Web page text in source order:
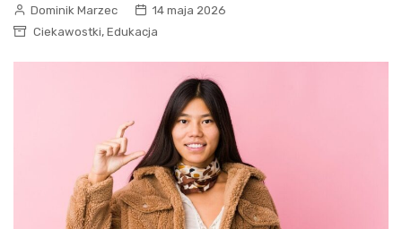
Dominik Marzec
14 maja 2026
Ciekawostki, Edukacja